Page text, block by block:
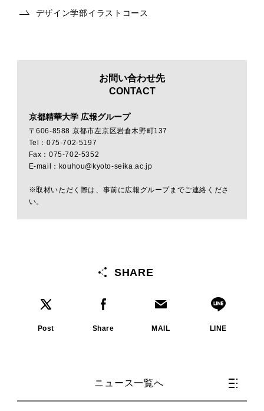
デザイン学部イラストコース
お問い合わせ先
CONTACT
京都精華大学 広報グループ
〒606-8588 京都市左京区岩倉木野町137
Tel：075-702-5197
Fax：075-702-5352
E-mail：kouhou@kyoto-seika.ac.jp
※取材いただく際は、事前に広報グループまでご連絡くださ
い。
SHARE
Post Share MAIL LINE
ニュース一覧へ